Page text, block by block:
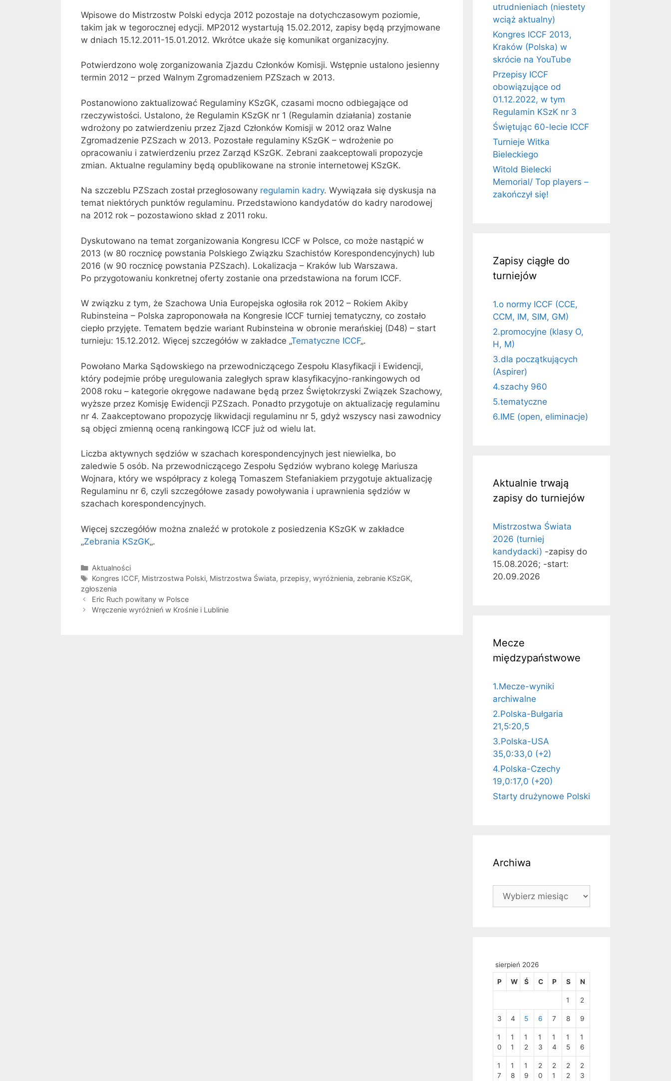
Wpisowe do Mistrzostw Polski edycja 2012 pozostaje na dotychczasowym poziomie,
takim jak w tegorocznej edycji. MP2012 wystartują 15.02.2012, zapisy będą przyjmowane
w dniach 15.12.2011-15.01.2012. Wkrótce ukaże się komunikat organizacyjny.
Potwierdzono wolę zorganizowania Zjazdu Członków Komisji. Wstępnie ustalono jesienny
termin 2012 – przed Walnym Zgromadzeniem PZSzach w 2013.
Postanowiono zaktualizować Regulaminy KSzGK, czasami mocno odbiegające od
rzeczywistości. Ustalono, że Regulamin KSzGK nr 1 (Regulamin działania) zostanie
wdrożony po zatwierdzeniu przez Zjazd Członków Komisji w 2012 oraz Walne
Zgromadzenie PZSzach w 2013. Pozostałe regulaminy KSzGK – wdrożenie po
opracowaniu i zatwierdzeniu przez Zarząd KSzGK. Zebrani zaakceptowali propozycje
zmian. Aktualne regulaminy będą opublikowane na stronie internetowej KSzGK.
Na szczeblu PZSzach został przegłosowany regulamin kadry. Wywiązała się dyskusja na
temat niektórych punktów regulaminu. Przedstawiono kandydatów do kadry narodowej
na 2012 rok – pozostawiono skład z 2011 roku.
Dyskutowano na temat zorganizowania Kongresu ICCF w Polsce, co może nastąpić w
2013 (w 80 rocznicę powstania Polskiego Związku Szachistów Korespondencyjnych) lub
2016 (w 90 rocznicę powstania PZSzach). Lokalizacja – Kraków lub Warszawa.
Po przygotowaniu konkretnej oferty zostanie ona przedstawiona na forum ICCF.
W związku z tym, że Szachowa Unia Europejska ogłosiła rok 2012 – Rokiem Akiby
Rubinsteina – Polska zaproponowała na Kongresie ICCF turniej tematyczny, co zostało
ciepło przyjęte. Tematem będzie wariant Rubinsteina w obronie merańskiej (D48) – start
turnieju: 15.12.2012. Więcej szczegółów w zakładce „Tematyczne ICCF„.
Powołano Marka Sądowskiego na przewodniczącego Zespołu Klasyfikacji i Ewidencji,
który podejmie próbę uregulowania zaległych spraw klasyfikacyjno-rankingowych od
2008 roku – kategorie okręgowe nadawane będą przez Świętokrzyski Związek Szachowy,
wyższe przez Komisję Ewidencji PZSzach. Ponadto przygotuje on aktualizację regulaminu
nr 4. Zaakceptowano propozycję likwidacji regulaminu nr 5, gdyż wszyscy nasi zawodnicy
są objęci zmienną oceną rankingową ICCF już od wielu lat.
Liczba aktywnych sędziów w szachach korespondencyjnych jest niewielka, bo
zaledwie 5 osób. Na przewodniczącego Zespołu Sędziów wybrano kolegę Mariusza
Wojnara, który we współpracy z kolegą Tomaszem Stefaniakiem przygotuje aktualizację
Regulaminu nr 6, czyli szczegółowe zasady powoływania i uprawnienia sędziów w
szachach korespondencyjnych.
Więcej szczegółów można znaleźć w protokole z posiedzenia KSzGK w zakładce
„Zebrania KSzGK„.
Kategorie
Aktualności
Tagi
Kongres ICCF, Mistrzostwa Polski, Mistrzostwa Świata, przepisy, wyróżnienia, zebranie KSzGK,
zgłoszenia
Eric Ruch powitany w Polsce
Wręczenie wyróżnień w Krośnie i Lublinie
utrudnieniach (niestety
wciąż aktualny)
Kongres ICCF 2013,
Kraków (Polska) w
skrócie na YouTube
Przepisy ICCF
obowiązujące od
01.12.2022, w tym
Regulamin KSzK nr 3
Świętując 60-lecie ICCF
Turnieje Witka
Bieleckiego
Witold Bielecki
Memorial/ Top players –
zakończył się!
Zapisy ciągłe do
turniejów
1.o normy ICCF (CCE,
CCM, IM, SIM, GM)
2.promocyjne (klasy O,
H, M)
3.dla początkujących
(Aspirer)
4.szachy 960
5.tematyczne
6.IME (open, eliminacje)
Aktualnie trwają
zapisy do turniejów
Mistrzostwa Świata
2026 (turniej
kandydacki) -zapisy do
15.08.2026; -start:
20.09.2026
Mecze
międzypaństwowe
1.Mecze-wyniki
archiwalne
2.Polska-Bułgaria
21,5:20,5
3.Polska-USA
35,0:33,0 (+2)
4.Polska-Czechy
19,0:17,0 (+20)
Starty drużynowe Polski
Archiwa
Archiwa
sierpień 2026
P W Ś C P S N
1 2
3 4 5 6 7 8 9
1
0
1
1
1
2
1
3
1
4
1
5
1
6
1
7
1
8
1
9
2
0
2
1
2
2
2
3